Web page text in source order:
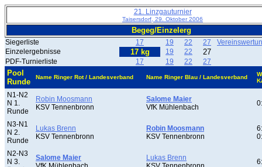
21. Linzgauturnier
Taisersdorf, 29. Oktober 2006
Begeg/Einzelerg
Siegerliste 17 19 22 27
Einzelergebnisse
17 kg 19 22 27
PDF-Turnierliste 17 19 22 27
Pool
Runde
Name Ringer Rot / Landesverband Name Ringer Blau / Landesverband
N1-N2
N 1.
Runde
Robin Moosmann
KSV Tennenbronn
Salome Maier
VfK Mühlenbach
N3-N1
N 2.
Runde
Lukas Brenn
KSV Tennenbronn
Robin Moosmann
KSV Tennenbronn
N2-N3
N 3.
Salome Maier
Lukas Brenn